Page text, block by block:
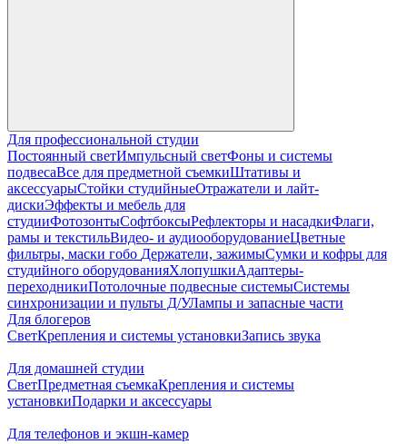
Для профессиональной студии
Постоянный светИмпульсный светФоны и системы
подвесаВсе для предметной съемкиШтативы и
аксессуарыСтойки студийныеОтражатели и лайт-
дискиЭффекты и мебель для
студииФотозонтыСофтбоксыРефлекторы и насадкиФлаги,
рамы и текстильВидео- и аудиооборудованиеЦветные
фильтры, маски гобо Держатели, зажимыСумки и кофры для
студийного оборудованияХлопушкиАдаптеры-
переходникиПотолочные подвесные системыСистемы
синхронизации и пульты Д/УЛампы и запасные части
Для блогеров
СветКрепления и системы установкиЗапись звука
Для домашней студии
СветПредметная съемкаКрепления и системы
установкиПодарки и аксессуары
Для телефонов и экшн-камер